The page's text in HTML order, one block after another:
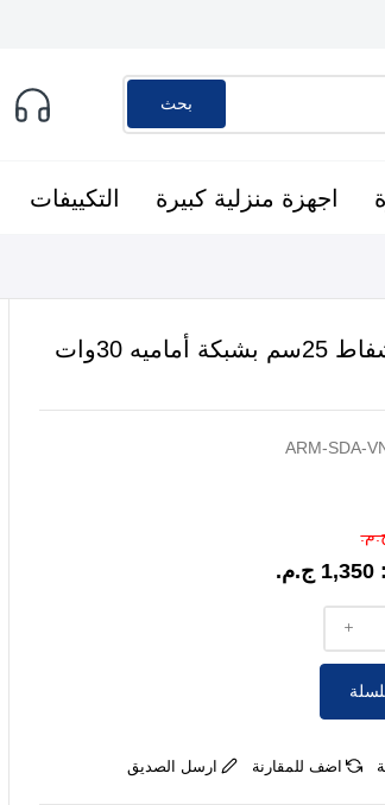
بحث
اجهزة منزلية كبيرة التكييفات
أرماديللو شفاط 25سم بشبكة أماميه 30وات
ARM-SDA-
1,350 ج.م.
اضف للمقارنة ارسل الصديق